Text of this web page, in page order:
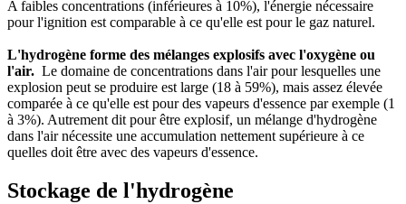
A faibles concentrations (inférieures à 10%), l'énergie nécessaire
pour l'ignition est comparable à ce qu'elle est pour le gaz naturel.
L'hydrogène forme des mélanges explosifs avec l'oxygène ou
l'air. Le domaine de concentrations dans l'air pour lesquelles une
explosion peut se produire est large (18 à 59%), mais assez élevée
comparée à ce qu'elle est pour des vapeurs d'essence par exemple (1
à 3%). Autrement dit pour être explosif, un mélange d'hydrogène
dans l'air nécessite une accumulation nettement supérieure à ce
quelles doit être avec des vapeurs d'essence.
Stockage de l'hydrogène